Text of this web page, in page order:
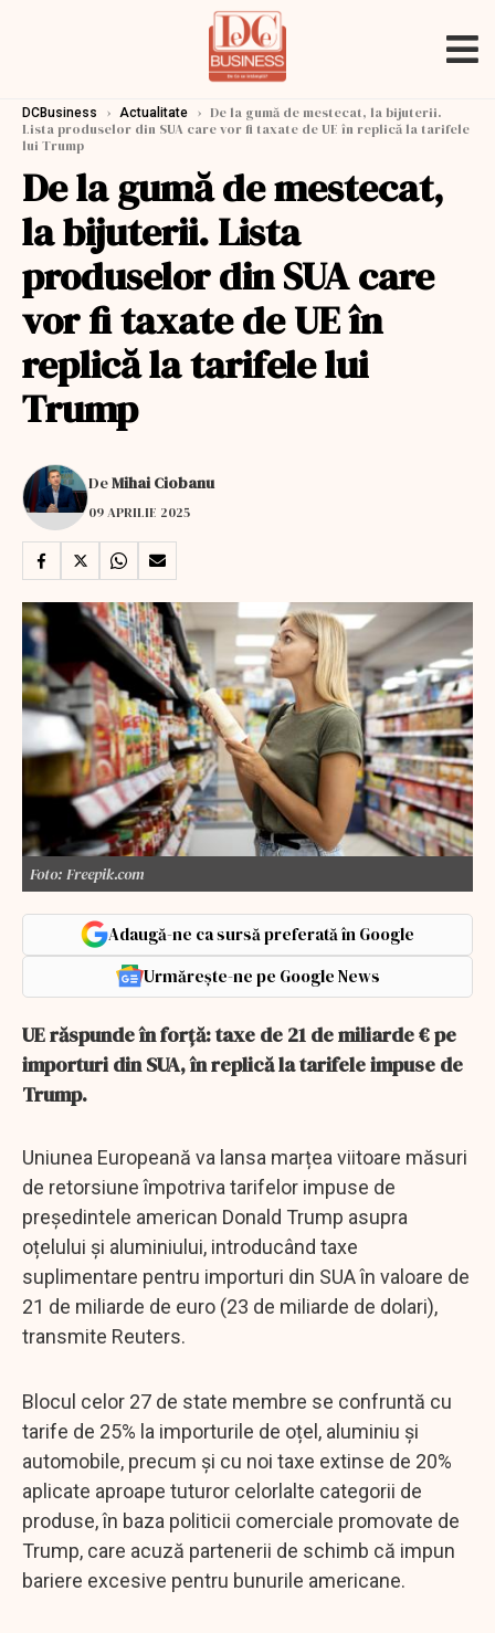
DCBusiness › Actualitate › De la gumă de mestecat, la bijuterii.
Lista produselor din SUA care vor fi taxate de UE în replică la tarifele
lui Trump
De la gumă de mestecat,
la bijuterii. Lista
produselor din SUA care
vor fi taxate de UE în
replică la tarifele lui
Trump
DeMihai Ciobanu
09 APRILIE 2025
Foto: Freepik.com
Adaugă-ne ca sursă preferată în Google
Urmărește-ne pe Google News
UE răspunde în forță: taxe de 21 de miliarde € pe
importuri din SUA, în replică la tarifele impuse de
Trump.
Uniunea Europeană va lansa marțea viitoare măsuri
de retorsiune împotriva tarifelor impuse de
președintele american Donald Trump asupra
oțelului și aluminiului, introducând taxe
suplimentare pentru importuri din SUA în valoare de
21 de miliarde de euro (23 de miliarde de dolari),
transmite Reuters.
Blocul celor 27 de state membre se confruntă cu
tarife de 25% la importurile de oțel, aluminiu și
automobile, precum și cu noi taxe extinse de 20%
aplicate aproape tuturor celorlalte categorii de
produse, în baza politicii comerciale promovate de
Trump, care acuză partenerii de schimb că impun
bariere excesive pentru bunurile americane.